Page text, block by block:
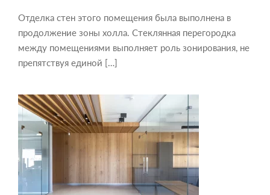
Отделка стен этого помещения была выполнена в
продолжение зоны холла. Стеклянная перегородка
между помещениями выполняет роль зонирования, не
препятствуя единой […]
СТЕНОВЫЕ ПАНЕЛИ ИЗ ШПОНА И
РЕЙКИ НА ПОТОЛКЕ